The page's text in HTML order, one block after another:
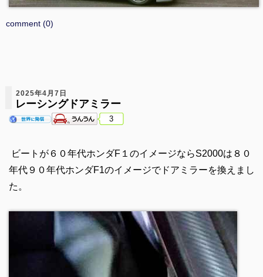
comment (0)
2025年4月7日
レーシングドアミラー
3
ビートが６０年代ホンダF１のイメージならS2000は８０
年代９０年代ホンダF1のイメージでドアミラーを換えまし
た。